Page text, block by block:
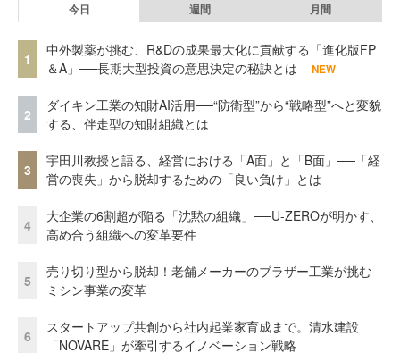
今日 週間 月間
1
中外製薬が挑む、R&Dの成果最大化に貢献する「進化版FP
＆A」──長期大型投資の意思決定の秘訣とは
NEW
2
ダイキン工業の知財AI活用──“防衛型”から“戦略型”へと変貌
する、伴走型の知財組織とは
3
宇田川教授と語る、経営における「A面」と「B面」──「経
営の喪失」から脱却するための「良い負け」とは
4
大企業の6割超が陥る「沈黙の組織」──U-ZEROが明かす、
高め合う組織への変革要件
5
売り切り型から脱却！老舗メーカーのブラザー工業が挑む
ミシン事業の変革
6
スタートアップ共創から社内起業家育成まで。清水建設
「NOVARE」が牽引するイノベーション戦略